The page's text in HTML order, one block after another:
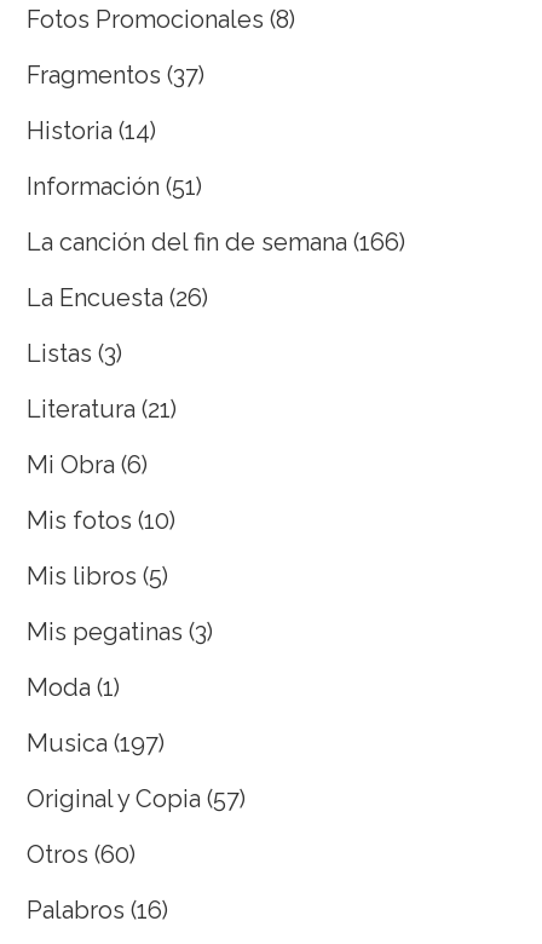
Fotos Promocionales (8)
Fragmentos (37)
Historia (14)
Información (51)
La canción del fin de semana (166)
La Encuesta (26)
Listas (3)
Literatura (21)
Mi Obra (6)
Mis fotos (10)
Mis libros (5)
Mis pegatinas (3)
Moda (1)
Musica (197)
Original y Copia (57)
Otros (60)
Palabros (16)